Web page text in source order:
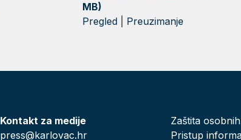
MB)
Pregled
Preuzimanje
Kontakt za medije
press@karlovac.hr
Zaštita
Pristup